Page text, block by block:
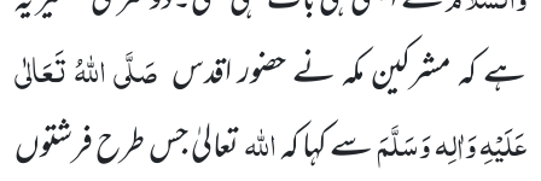
ہے کہ مشرکین مکہ نے حضور اقدس صَلَّی اللہُ تَعَالٰی
عَلَیْہِ وَاٰلِہ وَسَلَّمَسے کہا کہاللہتعالیٰ جس طرح فرشتوں